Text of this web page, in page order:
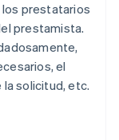
los prestatarios
prestamista.
el
solicitud, etc.